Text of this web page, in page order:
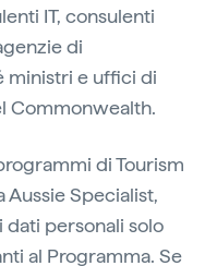
IT, consulenti
di
ministri e uffici di
Commonwealth.
di Tourism
Specialist,
dati personali solo
al Programma. Se